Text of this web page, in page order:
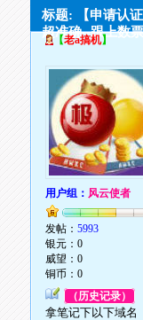
标题: 【申请认
超准确--跟上数
【老a搞机】
用户组： 风云使者
发帖：5993
银元：0
威望：0
铜币：0
（历史记录）
拿笔记下以下域名